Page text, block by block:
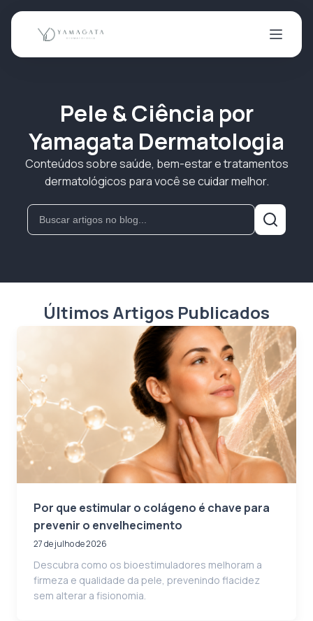
Pele & Ciência por
Yamagata Dermatologia
Conteúdos sobre saúde, bem-estar e tratamentos
dermatológicos para você se cuidar melhor.
Últimos Artigos Publicados
Por que estimular o colágeno é chave para
prevenir o envelhecimento
27 de julho de 2026
Descubra como os bioestimuladores melhoram a
firmeza e qualidade da pele, prevenindo flacidez
sem alterar a fisionomia.